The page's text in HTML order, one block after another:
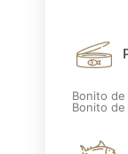
Bonito de
Bonito de
Añadir